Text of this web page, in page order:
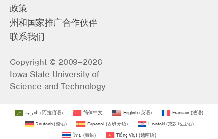
政策
州和国家推广合作伙伴
联系我们
Copyright © 2009–2026
Iowa State University of
Science and Technology
العربية (阿拉伯语) 简体中文 English (英语) Français (法语)
Deutsch(德语) Español(西班牙语) Hrvatski(克罗地亚语)
ไทย (泰语) Tiếng Việt(越南语)